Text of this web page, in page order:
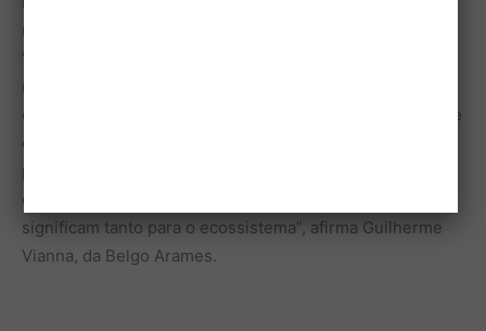
na causa”, apontaram os responsáveis pelo estudo.
“Acreditamos que essa parceria proporcione bons
resultados e seja capaz de conscientizar a população do
campo a resolver questões como essa de maneira justa e
eficiente, evitando tanto as perdas desnecessárias na
pecuária como a matança retaliatória e,
consequentemente, a extinção de espécies que
significam tanto para o ecossistema”, afirma Guilherme
Vianna, da Belgo Arames.